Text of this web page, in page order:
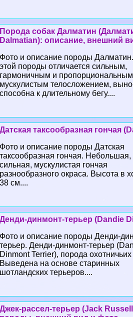
Порода собак Далматин
Dalmatian): описание, внешний
Фото и описание породы
этой породы отличается сильным,
гармоничным и пропорциональным
мускулистым телосложением,
способна к длительному бегу....
Датская таксообразная гончая
Фото и описание породы Датская
таксообразная гончая. Небольшая,
сильная, мускулистая гончая
разнообразного окраса. Высота в
38 см....
Денди-динмонт-терьер (Dandie
Фото и описание породы Денди-
терьер. Денди-динмонт-терьер
Dinmont Terrier), порода охотничьих
Выведена на основе старинных
шотландских терьеров....
Джек-рассел-терьер (Jack